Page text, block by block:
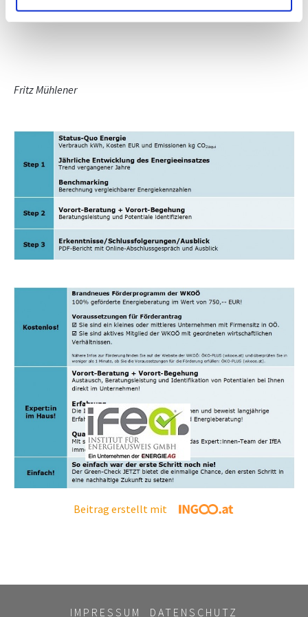
Fritz Mühlener
Beitrag erstellt mit
IMPRESSUM DATENSCHUTZ